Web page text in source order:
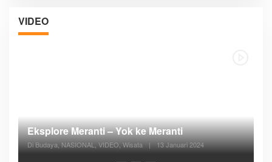
VIDEO
Posyandu Melayani Semua Siklus Hidup
Di ADVERTORIAL, Kesehatan, VIDEO | 27 Desember 2023